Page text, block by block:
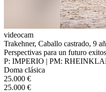
videocam
Trakehner, Caballo castrado, 9
Perspectivas para un futuro
P: IMPERIO | PM:
Doma clásica
25.000 €
25.000 €